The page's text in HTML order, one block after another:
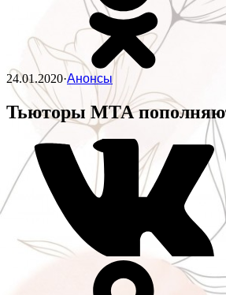
24.01.2020·Анонсы
Тьюторы МТА